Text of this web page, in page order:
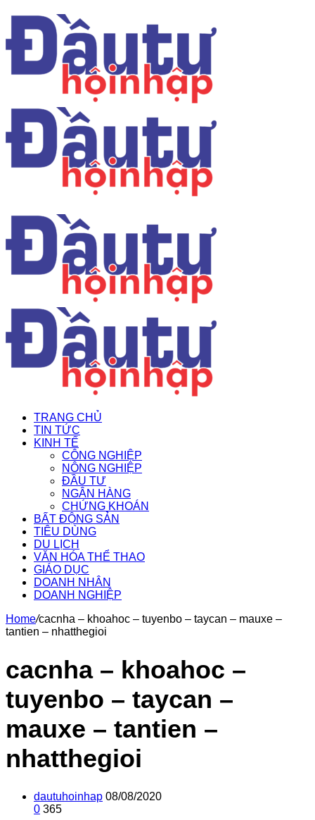
TRANG CHỦ
TIN TỨC
KINH TẾ
CÔNG NGHIỆP
NÔNG NGHIỆP
ĐẦU TƯ
NGÂN HÀNG
CHỨNG KHOÁN
BẤT ĐỘNG SẢN
TIÊU DÙNG
DU LỊCH
VĂN HÓA THỂ THAO
GIÁO DỤC
DOANH NHÂN
DOANH NGHIỆP
Home/cacnha – khoahoc – tuyenbo – taycan – mauxe –
tantien – nhatthegioi
cacnha – khoahoc –
tuyenbo – taycan –
mauxe – tantien –
nhatthegioi
dautuhoinhap 08/08/2020
0 365